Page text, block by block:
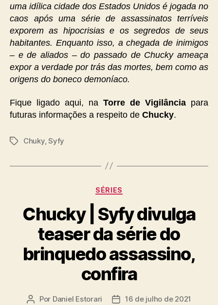
uma idílica cidade dos Estados Unidos é jogada no
caos após uma série de assassinatos terríveis
exporem as hipocrisias e os segredos de seus
habitantes. Enquanto isso, a chegada de inimigos
– e de aliados – do passado de Chucky ameaça
expor a verdade por trás das mortes, bem como as
origens do boneco demoníaco.
Fique ligado aqui, na Torre de Vigilância para
futuras informações a respeito de Chucky.
TagsChuky,Syfy
Categorias
SÉRIES
Chucky | Syfy divulga
teaser da série do
brinquedo assassino,
confira
Autor
Por Daniel Estorari
Data16 de julho de 2021